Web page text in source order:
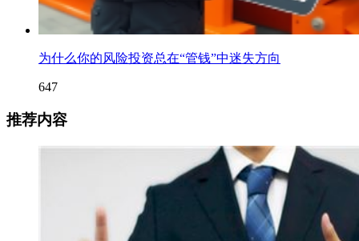
为什么你的风险投资总在“管钱”中迷失方向
647
推荐内容